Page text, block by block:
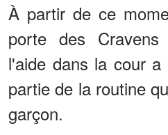
À partir de ce
porte des
l'aide dans la cour
partie de la routine
garçon.